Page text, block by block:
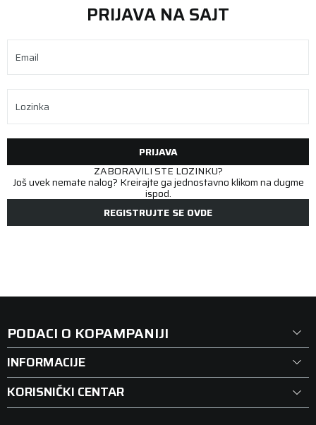
PRIJAVA NA SAJT
Email
Lozinka
PRIJAVA
ZABORAVILI STE LOZINKU?
Još uvek nemate nalog? Kreirajte ga jednostavno klikom na dugme
ispod.
REGISTRUJTE SE OVDE
PODACI O KOPAMPANIJI
INFORMACIJE
KORISNIČKI CENTAR